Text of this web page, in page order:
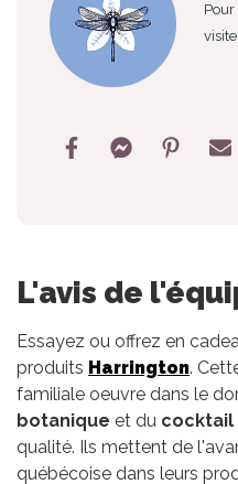
L'avis de
Essayez ou offrez en
produits Harrington.
familiale oeuvre dans le
botanique et du cocktail
qualité. Ils mettent de
québécoise dans leurs